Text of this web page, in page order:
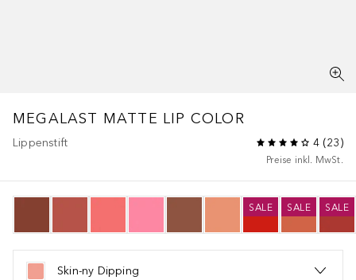
MEGALAST MATTE LIP COLOR
Lippenstift 4(23)
Preise inkl. MwSt.
SALE SALE SALE
Skin-ny Dipping